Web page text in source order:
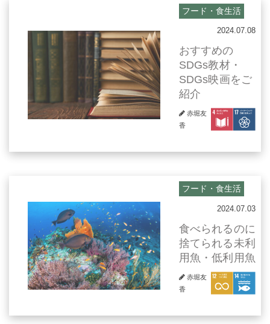
フード・食生活
2024.07.08
おすすめの
SDGs教材・
SDGs映画をご
紹介
赤堀友
香
フード・食生活
2024.07.03
食べられるのに
捨てられる未利
用魚・低利用魚
赤堀友
香